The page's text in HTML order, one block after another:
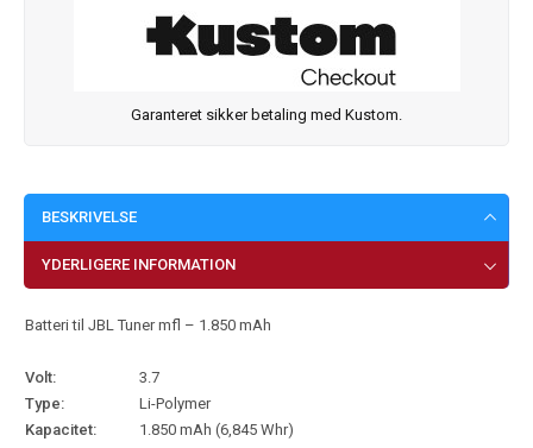
Garanteret sikker betaling med Kustom.
BESKRIVELSE
YDERLIGERE INFORMATION
Batteri til JBL Tuner mfl – 1.850 mAh
Volt:
3.7
Type:
Li-Polymer
Kapacitet:
1.850 mAh (6,845 Whr)